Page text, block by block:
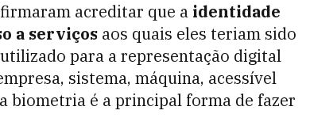
acreditar que a identidade
a serviços aos quais eles teriam sido
para a representação digital
sistema, máquina, acessível
biometria é a principal forma de fazer